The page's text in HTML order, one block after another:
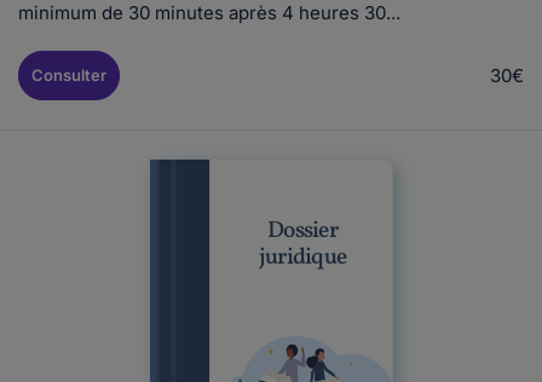
minimum de 30 minutes après 4 heures 30...
Consulter 30€
Dossier
juridique